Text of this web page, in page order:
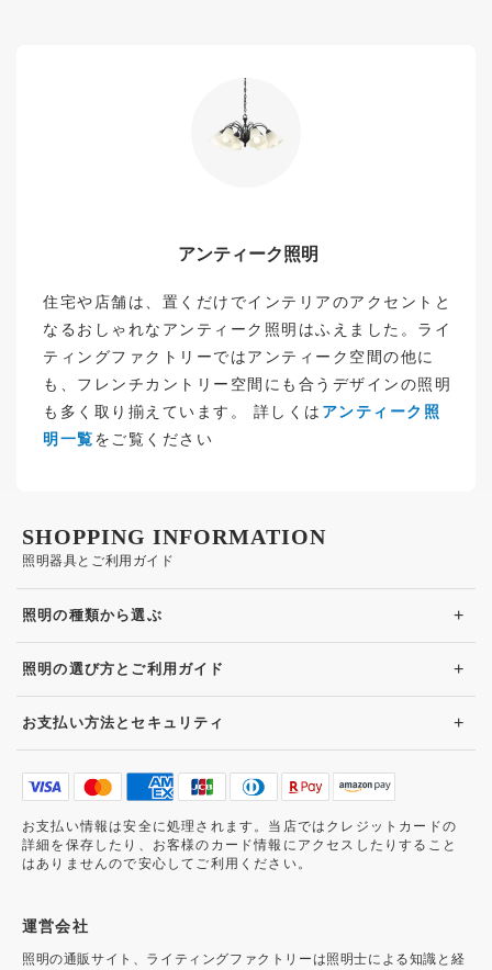
アンティーク照明
住宅や店舗は、置くだけでインテリアのアクセントと
なるおしゃれなアンティーク照明はふえました。ライ
ティングファクトリーではアンティーク空間の他に
も、フレンチカントリー空間にも合うデザインの照明
も多く取り揃えています。 詳しくは アンティーク照
明一覧をご覧ください
照明器具とご利用ガイド
SHOPPING INFORMATION
照明の種類から選ぶ +
照明の選び方とご利用ガイド +
お支払い方法とセキュリティ +
お支払い情報は安全に処理されます。当店ではクレジットカードの
詳細を保存したり、お客様のカード情報にアクセスしたりすること
はありませんので安心してご利用ください。
運営会社
照明の通販サイト、ライティングファクトリーは照明士による知識と経